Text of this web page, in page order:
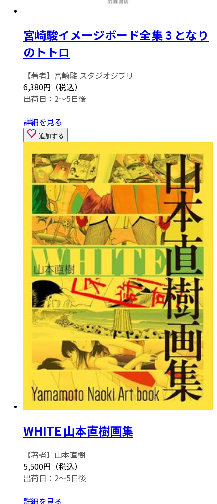
宮崎駿イメージボード全集 3 となり
のトトロ
【著者】宮崎駿 スタジオジブリ
6,380円（税込）
出荷日：2～5日後
詳細を見る
追加する
WHITE 山本直樹画集
【著者】山本直樹
5,500円（税込）
出荷日：2～5日後
詳細を見る